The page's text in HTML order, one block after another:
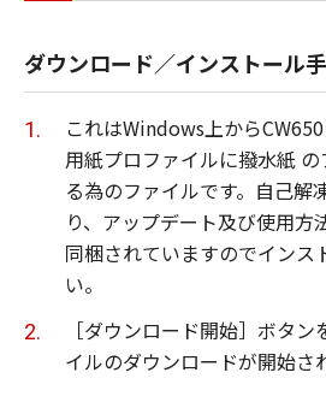
をハードディスクドライブ
置に実行可能な形態でコ
ます。
第2条（知的財産権および所有
甲およびCanon
Netherlands B.V.は、オリ
ーの形態又は媒体に拘わ
ア商品を記録する媒体、お
ダウンロード／インストール
これはWindows上から
用紙プロファイルに撥水紙
る為のファイルです。自己解
り、アップデート及び使用方
同梱されていますのでインス
い。
［ダウンロード開始］ボタ
イルのダウンロードが開始さ